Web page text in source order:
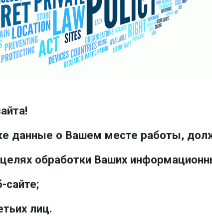
данные о Вашем месте работы,
обработки Ваших
сайте;
лиц.